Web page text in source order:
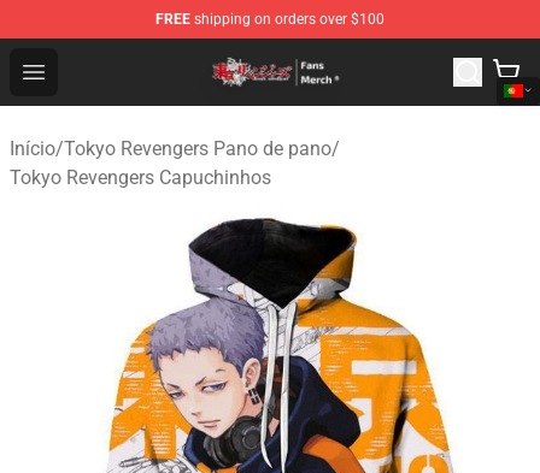
FREE shipping on orders over $100
Open menu
Tokyo Revengers Store - Official Tokyo Revengers
Início/Tokyo Revengers Pano de pano/
Tokyo Revengers Capuchinhos